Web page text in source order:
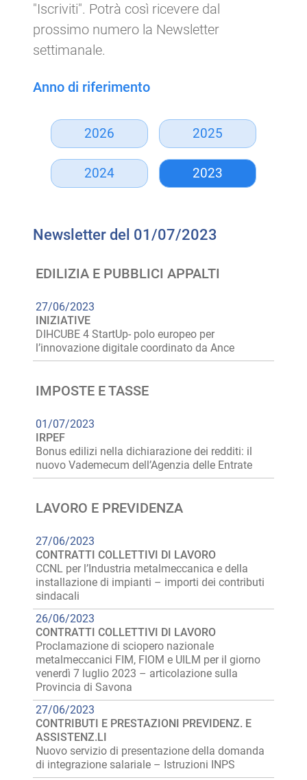
"Iscriviti". Potrà così ricevere dal
prossimo numero la Newsletter
settimanale.
Anno di riferimento
2026 2025
2024 2023
Newsletter del 01/07/2023
EDILIZIA E PUBBLICI APPALTI
27/06/2023
INIZIATIVE
DIHCUBE 4 StartUp- polo europeo per
l’innovazione digitale coordinato da Ance
IMPOSTE E TASSE
01/07/2023
IRPEF
Bonus edilizi nella dichiarazione dei redditi: il
nuovo Vademecum dell’Agenzia delle Entrate
LAVORO E PREVIDENZA
27/06/2023
CONTRATTI COLLETTIVI DI LAVORO
CCNL per l’Industria metalmeccanica e della
installazione di impianti – importi dei contributi
sindacali
26/06/2023
CONTRATTI COLLETTIVI DI LAVORO
Proclamazione di sciopero nazionale
metalmeccanici FIM, FIOM e UILM per il giorno
venerdì 7 luglio 2023 – articolazione sulla
Provincia di Savona
27/06/2023
CONTRIBUTI E PRESTAZIONI PREVIDENZ. E
ASSISTENZ.LI
Nuovo servizio di presentazione della domanda
di integrazione salariale – Istruzioni INPS